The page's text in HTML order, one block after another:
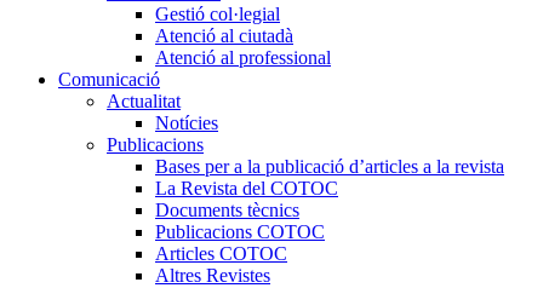
Gestió col·legial
Atenció al ciutadà
Atenció al professional
Comunicació
Actualitat
Notícies
Publicacions
Bases per a la publicació d’articles a la revista
La Revista del COTOC
Documents tècnics
Publicacions COTOC
Articles COTOC
Altres Revistes